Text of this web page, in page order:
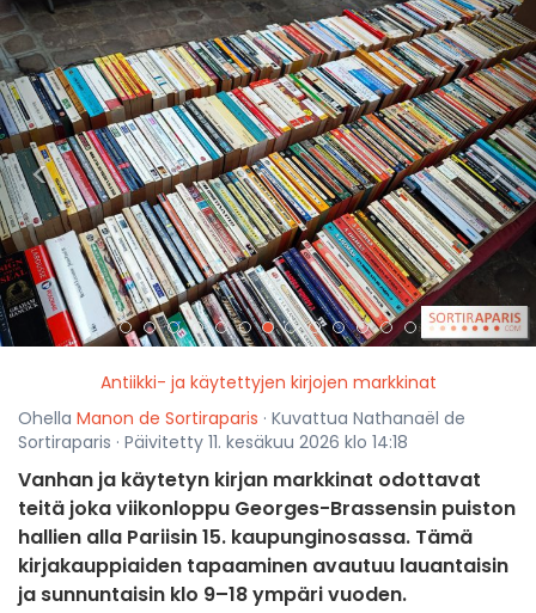
< >
Antiikki- ja käytettyjen kirjojen markkinat
Ohella Manon de Sortiraparis · Kuvattua Nathanaël de
Sortiraparis · Päivitetty 11. kesäkuu 2026 klo 14:18
Vanhan ja käytetyn kirjan markkinat odottavat
teitä joka viikonloppu Georges-Brassensin puiston
hallien alla Pariisin 15. kaupunginosassa. Tämä
kirjakauppiaiden tapaaminen avautuu lauantaisin
ja sunnuntaisin klo 9–18 ympäri vuoden.